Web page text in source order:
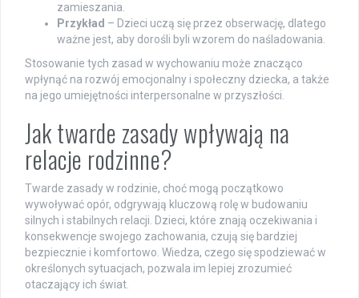
zamieszania.
Przykład – Dzieci uczą się przez obserwację, dlatego
ważne jest, aby dorośli byli wzorem do naśladowania.
Stosowanie tych zasad w wychowaniu może znacząco
wpłynąć na rozwój emocjonalny i społeczny dziecka, a także
na jego umiejętności interpersonalne w przyszłości.
Jak twarde zasady wpływają na
relacje rodzinne?
Twarde zasady w rodzinie, choć mogą początkowo
wywoływać opór, odgrywają kluczową rolę w budowaniu
silnych i stabilnych relacji. Dzieci, które znają oczekiwania i
konsekwencje swojego zachowania, czują się bardziej
bezpiecznie i komfortowo. Wiedza, czego się spodziewać w
określonych sytuacjach, pozwala im lepiej zrozumieć
otaczający ich świat.